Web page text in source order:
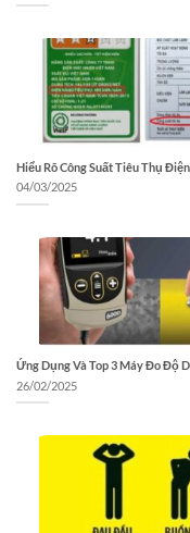
Hiểu Rõ Công Suất Tiêu Thụ
04/03/2025
Ứng Dụng Và Top 3 Máy Đo Độ
26/02/2025